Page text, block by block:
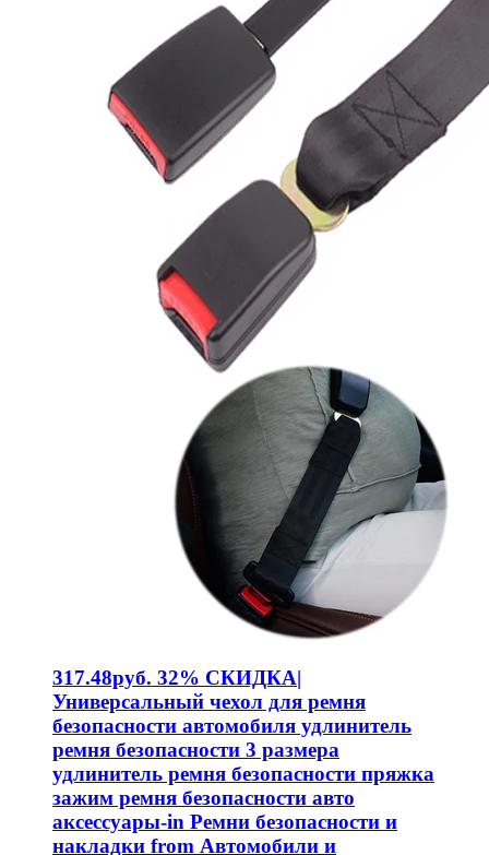
317.48руб. 32% СКИДКА|
Универсальный чехол для ремня
безопасности автомобиля удлинитель
ремня безопасности 3 размера
удлинитель ремня безопасности пряжка
зажим ремня безопасности авто
аксессуары-in Ремни безопасности и
накладки from Автомобили и